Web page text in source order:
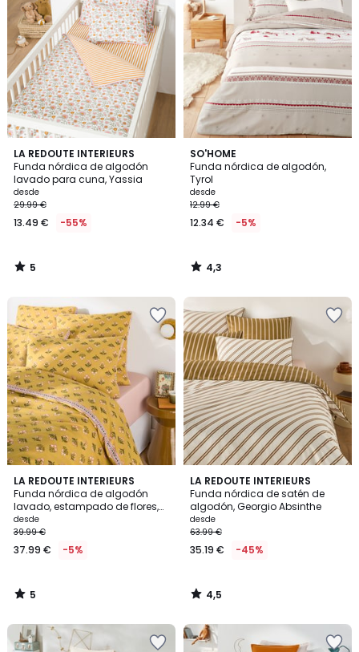
LA REDOUTE INTERIEURS
Funda nórdica de algodón
lavado para cuna, Yassia
desde
29.99 €
13.49 € -55%
5
/
5
5
/
SO'HOME
Funda nórdica de algodón,
Tyrol
desde
12.99 €
12.34 € -5%
4,3
/ 5
4,3
/
LA REDOUTE INTERIEURS
Funda nórdica de algodón
lavado, estampado de flores,
VANDI OCRE
desde
39.99 €
37.99 € -5%
5
/
5
5
/
LA REDOUTE INTERIEURS
Funda nórdica de satén de
algodón, Georgio Absinthe
desde
63.99 €
35.19 € -45%
4,5
/ 5
4,5
/